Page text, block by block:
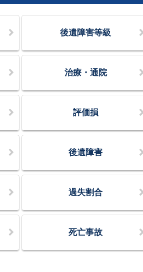
後遺障害等級
治療・通院
評価損
後遺障害
過失割合
死亡事故